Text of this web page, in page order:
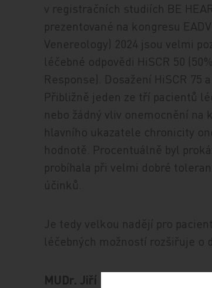
v registračních studiích BE
prezentované na kongresu
Venereology) 2024 jsou velmi
léčebné odpovědi HiSCR 50
Response). Dosažení HiSCR 75
Přibližně jeden ze tří pacientů
nebo žádný vliv onemocnění
hlavního ukazatele chronicity
hodnotě. Procentuálně byl
probíhala při velmi dobré
účinků.
Je tedy velkou nadějí pro
léčebných možností rozšiřuje o
MUDr. Jiří Horažďovský, Ph.D.